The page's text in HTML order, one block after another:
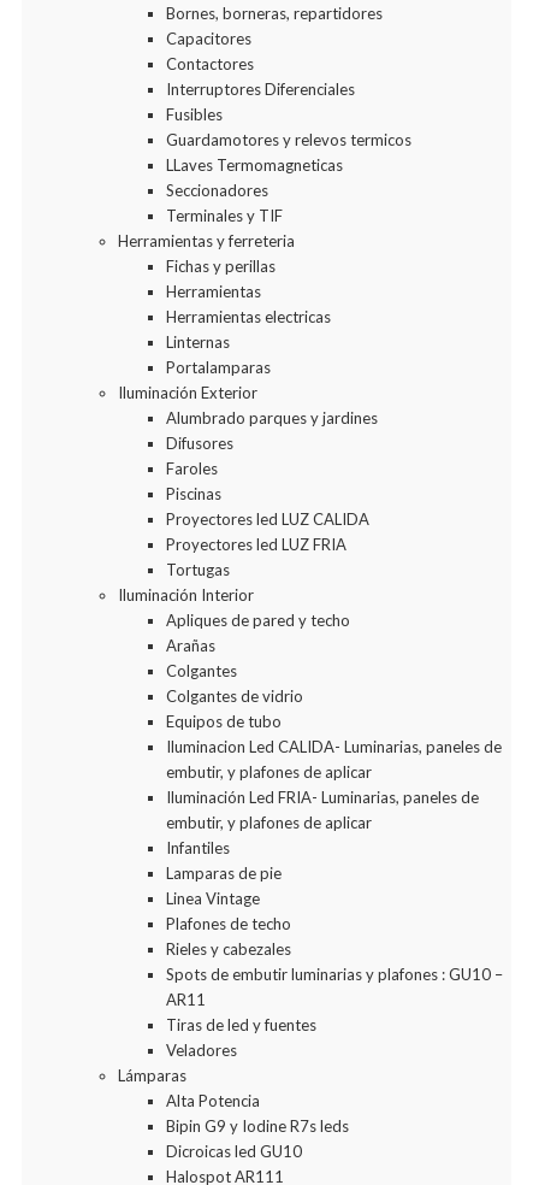
Bornes, borneras, repartidores
Capacitores
Contactores
Interruptores Diferenciales
Fusibles
Guardamotores y relevos termicos
LLaves Termomagneticas
Seccionadores
Terminales y TIF
Herramientas y ferreteria
Fichas y perillas
Herramientas
Herramientas electricas
Linternas
Portalamparas
Iluminación Exterior
Alumbrado parques y jardines
Difusores
Faroles
Piscinas
Proyectores led LUZ CALIDA
Proyectores led LUZ FRIA
Tortugas
Iluminación Interior
Apliques de pared y techo
Arañas
Colgantes
Colgantes de vidrio
Equipos de tubo
Iluminacion Led CALIDA- Luminarias, paneles de
embutir, y plafones de aplicar
Iluminación Led FRIA- Luminarias, paneles de
embutir, y plafones de aplicar
Infantiles
Lamparas de pie
Linea Vintage
Plafones de techo
Rieles y cabezales
Spots de embutir luminarias y plafones : GU10 –
AR11
Tiras de led y fuentes
Veladores
Lámparas
Alta Potencia
Bipin G9 y Iodine R7s leds
Dicroicas led GU10
Halospot AR111